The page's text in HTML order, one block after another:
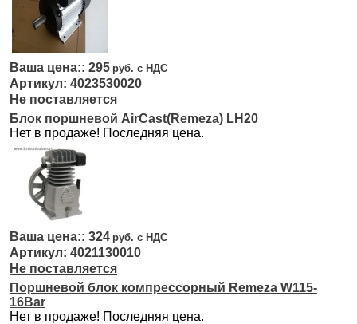
295
4023530020
Не поставляется
Блок поршневой AirCast(Remeza) LH20
Нет в продаже! Последняя цена.
324
4021130010
Не поставляется
Поршневой блок компрессорный Remeza W115-
16Bar
Нет в продаже! Последняя цена.